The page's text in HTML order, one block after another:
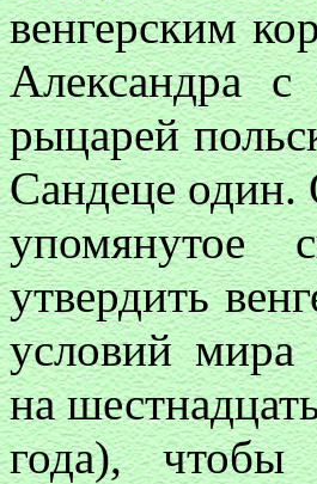
венгерским
Александра
рыцарей
Сандеце один.
упомянутое
утвердить
условий мира
на
года), чтобы